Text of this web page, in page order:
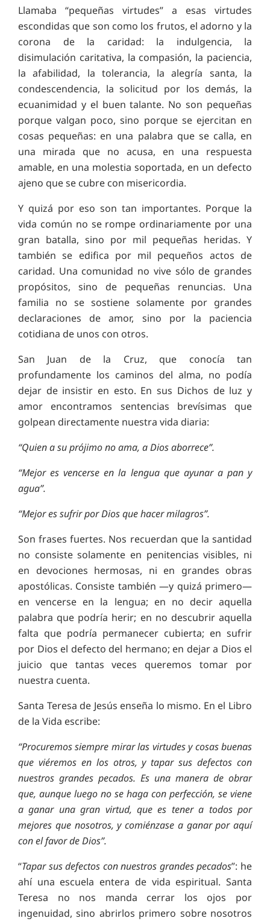
Llamaba “pequeñas virtudes” a esas virtudes
escondidas que son como los frutos, el adorno y la
corona de la caridad: la indulgencia, la
disimulación caritativa, la compasión, la paciencia,
la afabilidad, la tolerancia, la alegría santa, la
condescendencia, la solicitud por los demás, la
ecuanimidad y el buen talante. No son pequeñas
porque valgan poco, sino porque se ejercitan en
cosas pequeñas: en una palabra que se calla, en
una mirada que no acusa, en una respuesta
amable, en una molestia soportada, en un defecto
ajeno que se cubre con misericordia.
Y quizá por eso son tan importantes. Porque la
vida común no se rompe ordinariamente por una
gran batalla, sino por mil pequeñas heridas. Y
también se edifica por mil pequeños actos de
caridad. Una comunidad no vive sólo de grandes
propósitos, sino de pequeñas renuncias. Una
familia no se sostiene solamente por grandes
declaraciones de amor, sino por la paciencia
cotidiana de unos con otros.
San Juan de la Cruz, que conocía tan
profundamente los caminos del alma, no podía
dejar de insistir en esto. En sus Dichos de luz y
amor encontramos sentencias brevísimas que
golpean directamente nuestra vida diaria:
“Quien a su prójimo no ama, a Dios aborrece”.
“Mejor es vencerse en la lengua que ayunar a pan y
agua”.
“Mejor es sufrir por Dios que hacer milagros”.
Son frases fuertes. Nos recuerdan que la santidad
no consiste solamente en penitencias visibles, ni
en devociones hermosas, ni en grandes obras
apostólicas. Consiste también —y quizá primero—
en vencerse en la lengua; en no decir aquella
palabra que podría herir; en no descubrir aquella
falta que podría permanecer cubierta; en sufrir
por Dios el defecto del hermano; en dejar a Dios el
juicio que tantas veces queremos tomar por
nuestra cuenta.
Santa Teresa de Jesús enseña lo mismo. En el Libro
de la Vida escribe:
“Procuremos siempre mirar las virtudes y cosas buenas
que viéremos en los otros, y tapar sus defectos con
nuestros grandes pecados. Es una manera de obrar
que, aunque luego no se haga con perfección, se viene
a ganar una gran virtud, que es tener a todos por
mejores que nosotros, y comiénzase a ganar por aquí
con el favor de Dios”.
“Tapar sus defectos con nuestros grandes pecados”: he
ahí una escuela entera de vida espiritual. Santa
Teresa no nos manda cerrar los ojos por
ingenuidad, sino abrirlos primero sobre nosotros